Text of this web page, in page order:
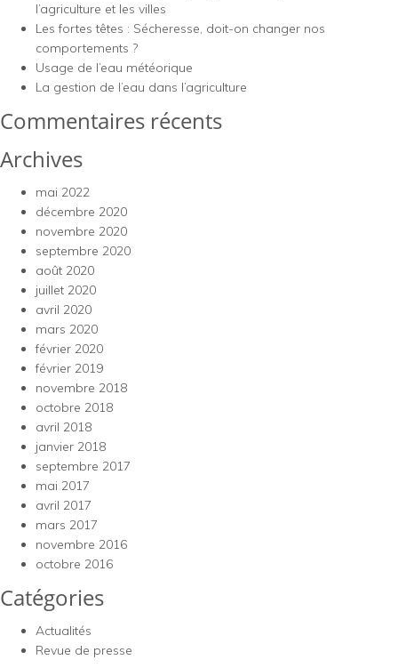
l’agriculture et les villes
Les fortes têtes : Sécheresse, doit-on changer nos
comportements ?
Usage de l’eau météorique
La gestion de l’eau dans l’agriculture
Commentaires récents
Archives
mai 2022
décembre 2020
novembre 2020
septembre 2020
août 2020
juillet 2020
avril 2020
mars 2020
février 2020
février 2019
novembre 2018
octobre 2018
avril 2018
janvier 2018
septembre 2017
mai 2017
avril 2017
mars 2017
novembre 2016
octobre 2016
Catégories
Actualités
Revue de presse